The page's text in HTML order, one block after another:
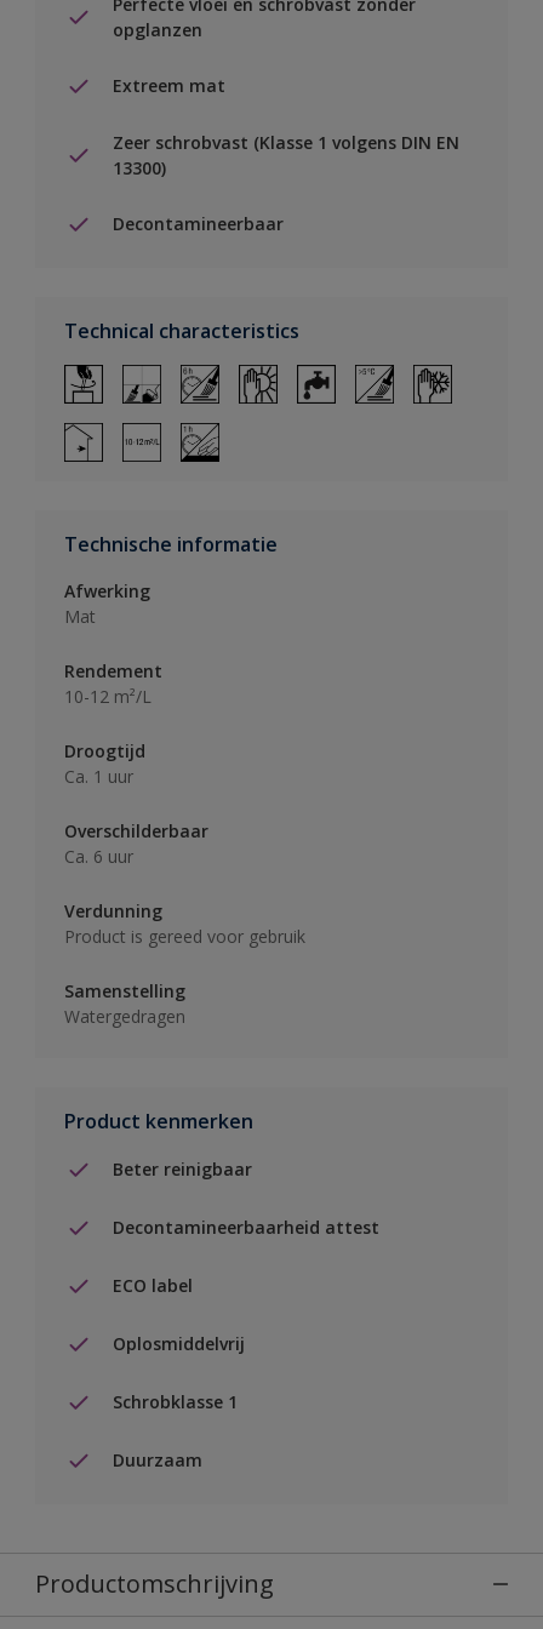
opglanzen
Extreem mat
Zeer schrobvast (Klasse 1 volgens DIN EN
13300)
Decontamineerbaar
Technical characteristics
Technische informatie
Afwerking
Mat
Rendement
10-12 m²/L
Droogtijd
Ca. 1 uur
Overschilderbaar
Ca. 6 uur
Verdunning
Product is gereed voor gebruik
Samenstelling
Watergedragen
Product kenmerken
Beter reinigbaar
Decontamineerbaarheid attest
ECO label
Oplosmiddelvrij
Schrobklasse 1
Duurzaam
Productomschrijving